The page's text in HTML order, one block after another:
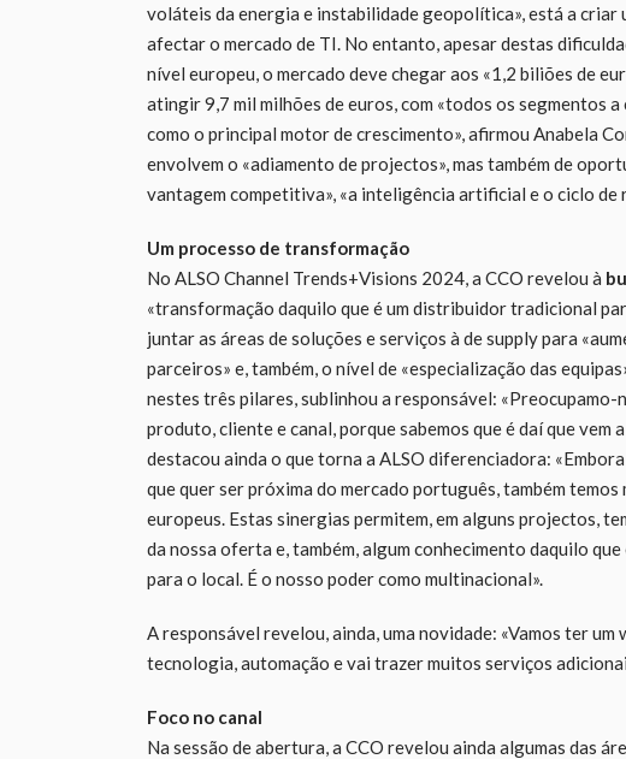
voláteis da energia e instabilidade geopolítica», está a criar
afectar o mercado de TI. No entanto, apesar destas
nível europeu, o mercado deve chegar aos «1,2 biliões de
atingir 9,7 mil milhões de euros, com «todos os segmentos
como o principal motor de crescimento», afirmou Anabela
envolvem o «adiamento de projectos», mas também de
vantagem competitiva», «a inteligência artificial e o ciclo de
Um processo de transformação
No ALSO Channel Trends+Visions 2024, a CCO revelou à
«transformação daquilo que é um distribuidor tradicional
juntar as áreas de soluções e serviços à de supply para
parceiros» e, também, o nível de «especialização das
nestes três pilares, sublinhou a responsável: «Preocupamo-
produto, cliente e canal, porque sabemos que é daí que vem
destacou ainda o que torna a ALSO diferenciadora:
que quer ser próxima do mercado português, também
europeus. Estas sinergias permitem, em alguns projectos,
da nossa oferta e, também, algum conhecimento daquilo
para o local. É o nosso poder como multinacional».
A responsável revelou, ainda, uma novidade: «Vamos ter
tecnologia, automação e vai trazer muitos serviços
Foco no canal
Na sessão de abertura, a CCO revelou ainda algumas das